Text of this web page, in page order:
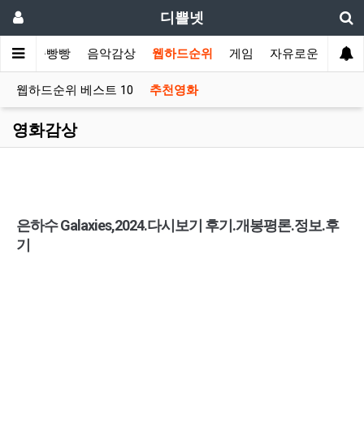
디쁠넷
쭉쭉빵빵 음악감상 웹하드순위 게임 자유로운글
웹하드순위 베스트 10 추천영화
영화감상
은하수 Galaxies,2024.다시보기 후기.개봉평론.정보.후
기